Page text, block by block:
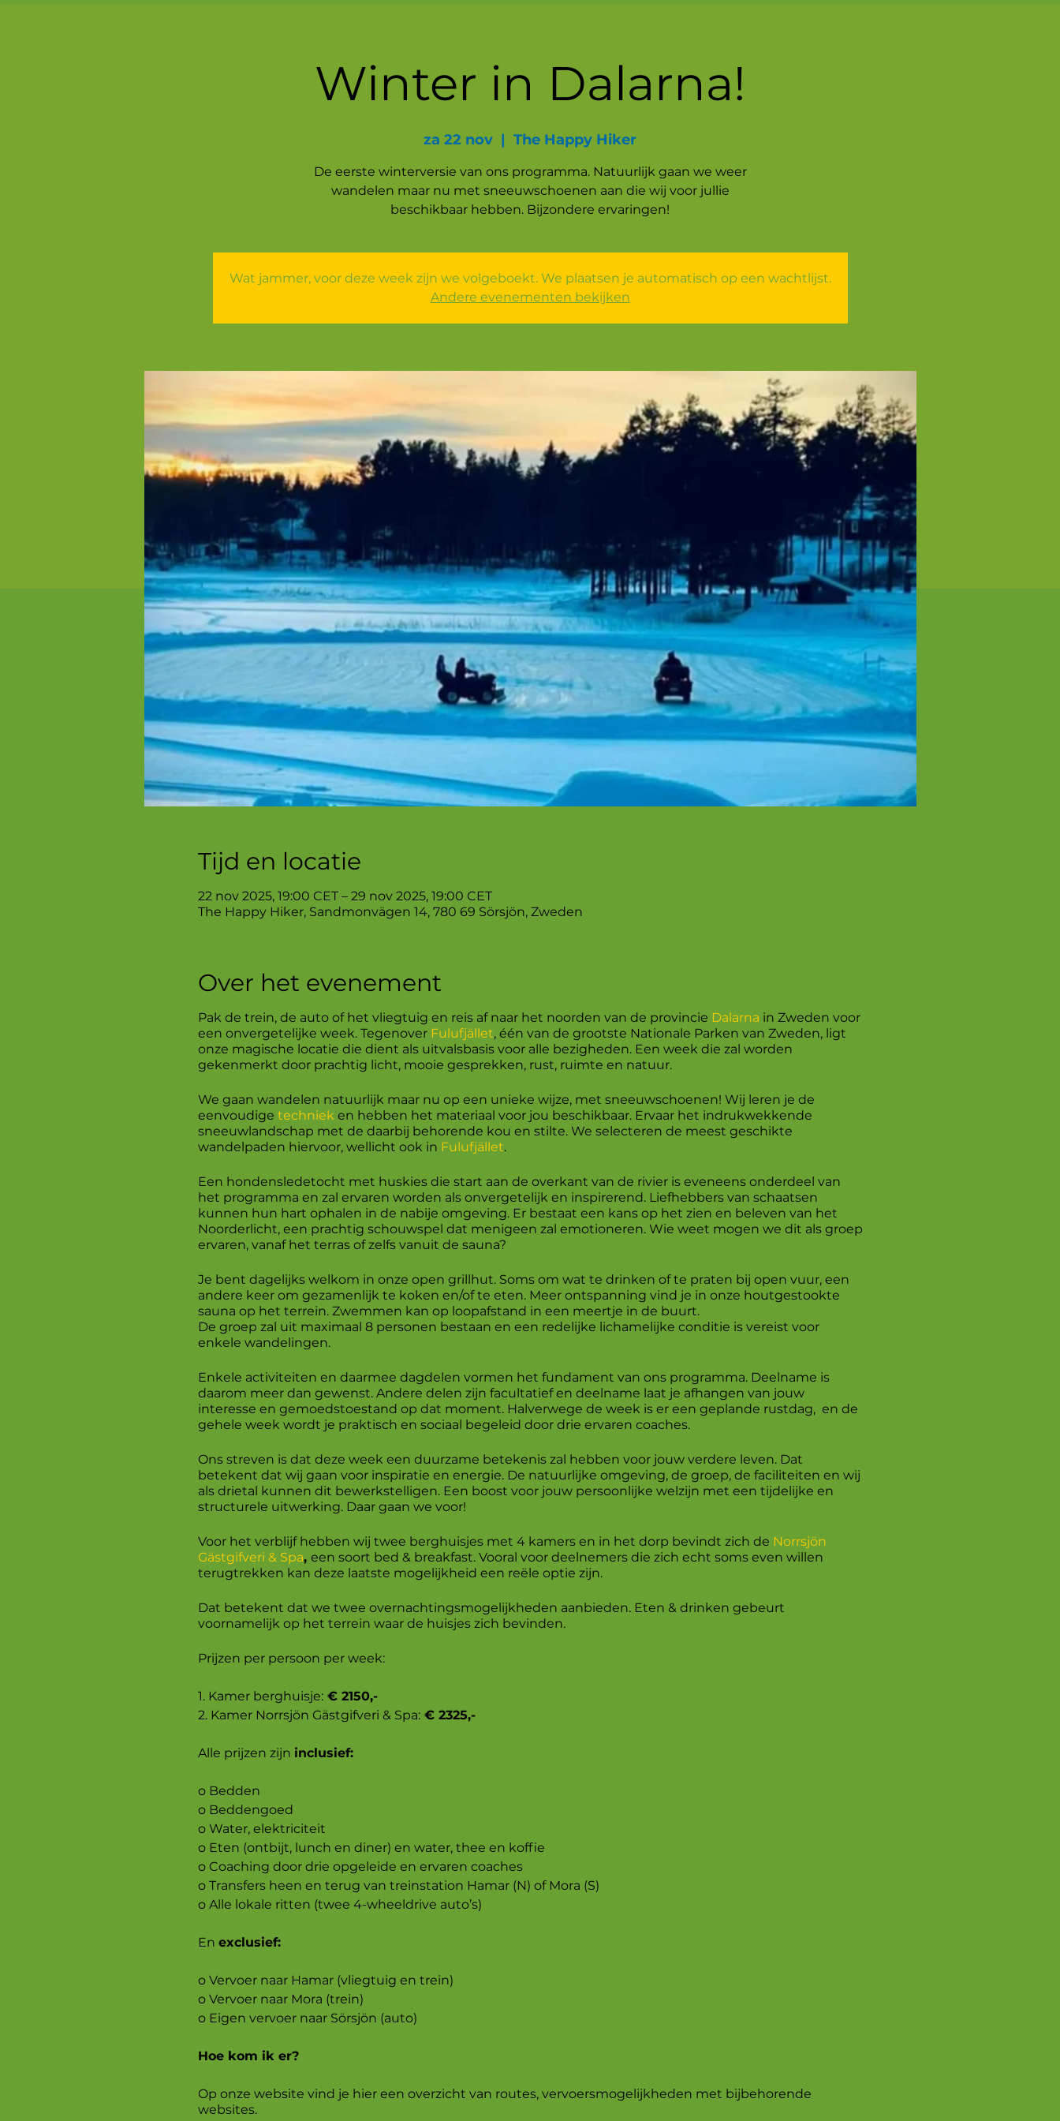
Winter in Dalarna!
za 22 nov
  |
The Happy Hiker
De eerste winterversie van ons programma. Natuurlijk gaan we weer
wandelen maar nu met sneeuwschoenen aan die wij voor jullie
beschikbaar hebben. Bijzondere ervaringen!
Wat jammer, voor deze week zijn we volgeboekt. We plaatsen je automatisch op een wachtlijst.
Andere evenementen bekijken
Tijd en locatie
22 nov 2025, 19:00 CET – 29 nov 2025, 19:00 CET
The Happy Hiker, Sandmonvägen 14, 780 69 Sörsjön, Zweden
Over het evenement
Pak de trein, de auto of het vliegtuig en reis af naar het noorden van de provincie Dalarna in Zweden voor
een onvergetelijke week. Tegenover Fulufjället, één van de grootste Nationale Parken van Zweden, ligt
onze magische locatie die dient als uitvalsbasis voor alle bezigheden. Een week die zal worden
gekenmerkt door prachtig licht, mooie gesprekken, rust, ruimte en natuur.
We gaan wandelen natuurlijk maar nu op een unieke wijze, met sneeuwschoenen! Wij leren je de
eenvoudige techniek en hebben het materiaal voor jou beschikbaar. Ervaar het indrukwekkende
sneeuwlandschap met de daarbij behorende kou en stilte. We selecteren de meest geschikte
wandelpaden hiervoor, wellicht ook in Fulufjället.
Een hondensledetocht met huskies die start aan de overkant van de rivier is eveneens onderdeel van
het programma en zal ervaren worden als onvergetelijk en inspirerend. Liefhebbers van schaatsen
kunnen hun hart ophalen in de nabije omgeving. Er bestaat een kans op het zien en beleven van het
Noorderlicht, een prachtig schouwspel dat menigeen zal emotioneren. Wie weet mogen we dit als groep
ervaren, vanaf het terras of zelfs vanuit de sauna?
Je bent dagelijks welkom in onze open grillhut. Soms om wat te drinken of te praten bij open vuur, een
andere keer om gezamenlijk te koken en/of te eten. Meer ontspanning vind je in onze houtgestookte
sauna op het terrein. Zwemmen kan op loopafstand in een meertje in de buurt.
De groep zal uit maximaal 8 personen bestaan en een redelijke lichamelijke conditie is vereist voor
enkele wandelingen.
Enkele activiteiten en daarmee dagdelen vormen het fundament van ons programma. Deelname is
daarom meer dan gewenst. Andere delen zijn facultatief en deelname laat je afhangen van jouw
interesse en gemoedstoestand op dat moment. Halverwege de week is er een geplande rustdag, en de
gehele week wordt je praktisch en sociaal begeleid door drie ervaren coaches.
Ons streven is dat deze week een duurzame betekenis zal hebben voor jouw verdere leven. Dat
betekent dat wij gaan voor inspiratie en energie. De natuurlijke omgeving, de groep, de faciliteiten en wij
als drietal kunnen dit bewerkstelligen. Een boost voor jouw persoonlijke welzijn met een tijdelijke en
structurele uitwerking. Daar gaan we voor!
Voor het verblijf hebben wij twee berghuisjes met 4 kamers en in het dorp bevindt zich de Norrsjön
Gästgifveri & Spa, een soort bed & breakfast. Vooral voor deelnemers die zich echt soms even willen
terugtrekken kan deze laatste mogelijkheid een reële optie zijn.
Dat betekent dat we twee overnachtingsmogelijkheden aanbieden. Eten & drinken gebeurt
voornamelijk op het terrein waar de huisjes zich bevinden.
Prijzen per persoon per week:
1. Kamer berghuisje:€ 2150,-
2. Kamer Norrsjön Gästgifveri & Spa:€ 2325,-
Alle prijzen zijn inclusief:
o Bedden
o Beddengoed
o Water, elektriciteit
o Eten (ontbijt, lunch en diner) en water, thee en koffie
o Coaching door drie opgeleide en ervaren coaches
o Transfers heen en terug van treinstation Hamar (N) of Mora (S)
o Alle lokale ritten (twee 4-wheeldrive auto’s)
En exclusief:
o Vervoer naar Hamar (vliegtuig en trein)
o Vervoer naar Mora (trein)
o Eigen vervoer naar Sörsjön (auto)
Hoe kom ik er?
Op onze website vind je hier een overzicht van routes, vervoersmogelijkheden met bijbehorende
websites.